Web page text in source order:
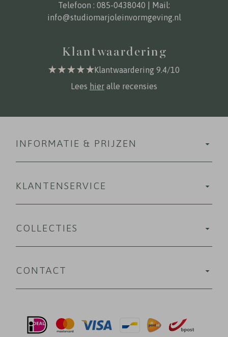
Telefoon : 085-0438040 | Mail:
info@studiomarjoleinvormgeving.nl
Klantwaardering
Klantwaardering 9.4/10
Lees hier alle recensies
INFORMATIE & PRIJZEN
KLANTENSERVICE
COLLECTIES
CONTACT